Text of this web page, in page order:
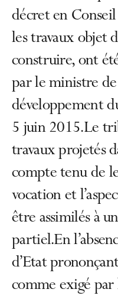
décret en Conseil
les travaux objet
construire, ont
par le ministre de
développement
5 juin 2015.Le
travaux projetés
compte tenu de
vocation et
être assimilés à
partiel.En
d’Etat
comme exigé